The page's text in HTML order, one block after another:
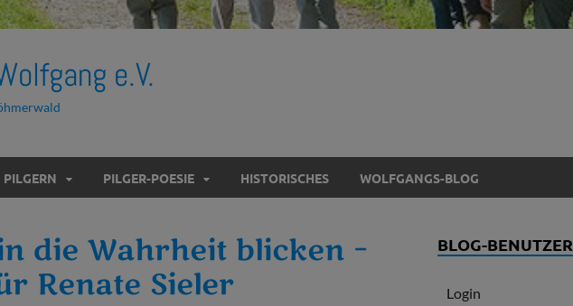
e.V.
PILGERN PILGER-POESIE HISTORISCHES WOLFGANGS-BLOG
die Wahrheit blicken –
Renate Sieler
BLOG-BENUTZER
Login